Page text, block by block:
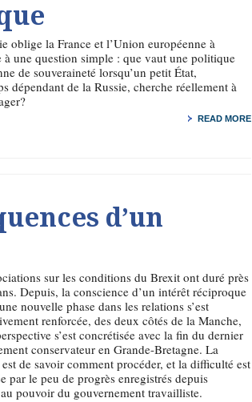
oblige la France et l’Union européenne à
à une question simple : que vaut une politique
de souveraineté lorsqu’un petit État,
dépendant de la Russie, cherche réellement à
READ MORE
d’un
sur les conditions du Brexit ont duré près
Depuis, la conscience d’un intérêt réciproque
nouvelle phase dans les relations s’est
renforcée, des deux côtés de la Manche,
s’est concrétisée avec la fin du dernier
conservateur en Grande-Bretagne. La
de savoir comment procéder, et la difficulté est
par le peu de progrès enregistrés depuis
pouvoir du gouvernement travailliste.